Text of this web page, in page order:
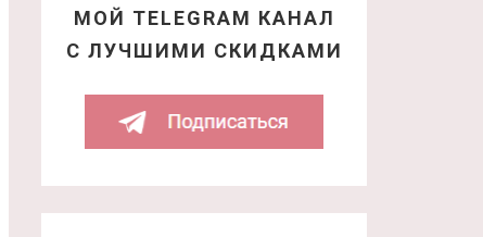
МОЙ TELEGRAM КАНАЛ
С ЛУЧШИМИ СКИДКАМИ